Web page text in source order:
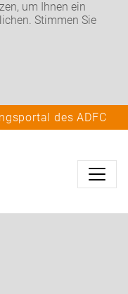
um Ihnen ein
Stimmen Sie
des ADFC